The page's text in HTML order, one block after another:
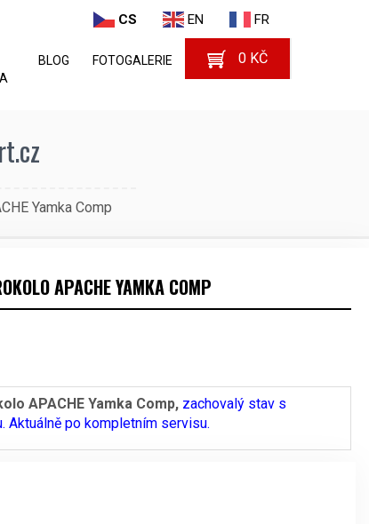
CS EN FR
BLOG FOTOGALERIE 0 KČ
Yamka Comp
APACHE YAMKA COMP
Kč.
APACHE Yamka Comp, zachovalý stav s
Aktuálně po kompletním servisu.